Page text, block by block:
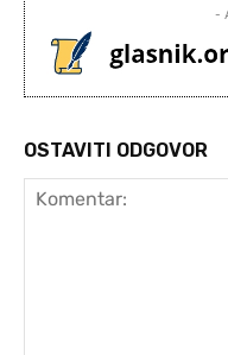
-
OSTAVITI ODGOVOR